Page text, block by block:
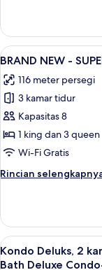
(SLEEPS
6)
BRAND
NEW
-
SUITE
3
BEDROOM
(SLEEPS
6)
Lihat
semua
foto
untuk
BRAND
NEW
-
SUITE
(SLEEPS
8)
10
BRAND NEW -
116 meter persegi
3 kamar tidur
Kapasitas 8
1 king dan 3 queen
Wi-Fi Gratis
Rincian
Rincian
BRAND
NEW
-
SUPERIOR
Lihat
semua
8
Kondo Deluks, 2
Bath Deluxe